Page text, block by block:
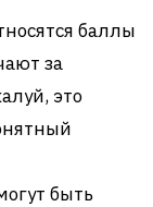
баллы
за
это
быть